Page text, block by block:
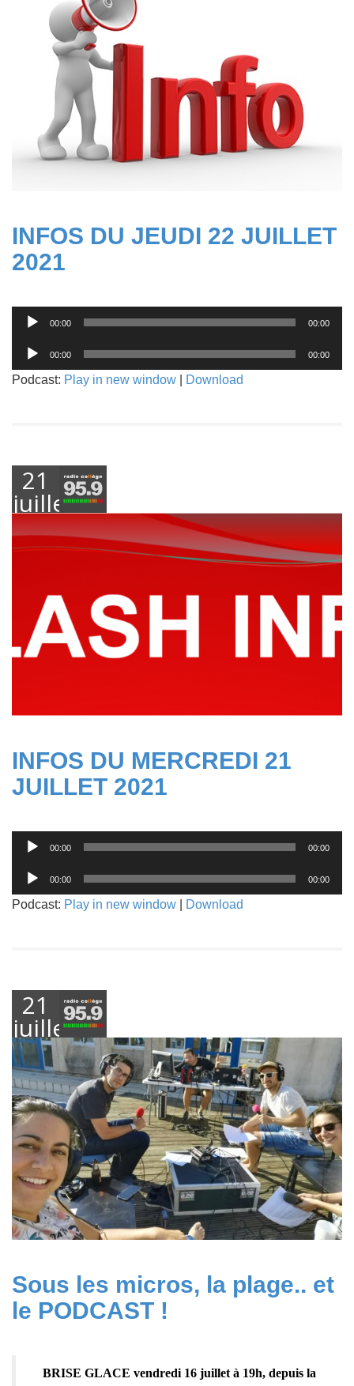
INFOS DU JEUDI 22 JUILLET
2021
Lecteur
audio
00:00 00:00
Lecteur
audio
00:00 00:00
Podcast: Play in new window Download
21
juillet
2021
INFOS DU MERCREDI 21
JUILLET 2021
Lecteur
audio
00:00 00:00
Lecteur
audio
00:00 00:00
Podcast: Play in new window Download
21
juillet
2021
Sous les micros, la plage.. et
le PODCAST !
BRISE GLACE vendredi 16 juillet à 19h, depuis la